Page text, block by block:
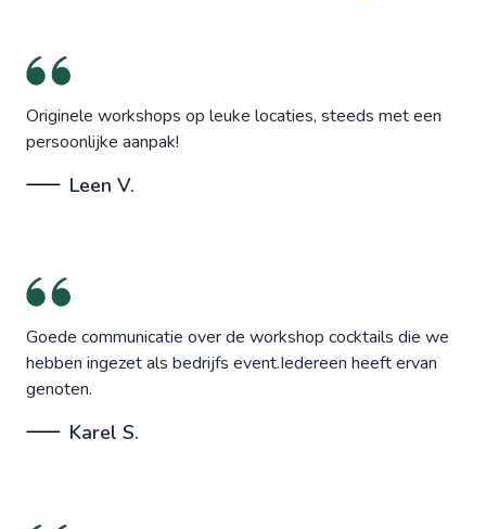
Originele workshops op leuke locaties, steeds met een
persoonlijke aanpak!
Leen V.
Goede communicatie over de workshop cocktails die we
hebben ingezet als bedrijfs event.Iedereen heeft ervan
genoten.
Karel S.